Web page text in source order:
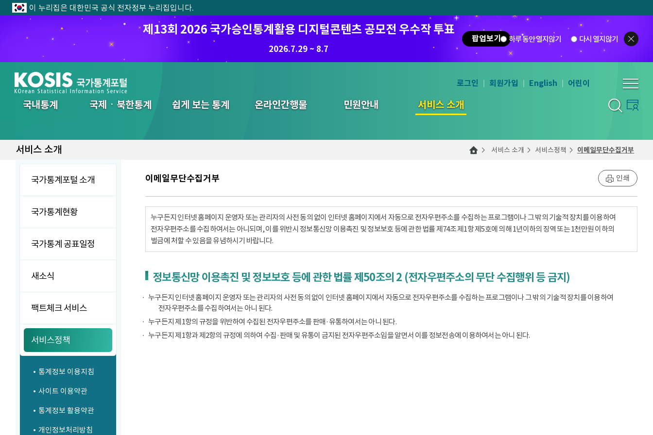
이 누리집은 대한민국 공식 전자정부 누리집입니다.
제13회 2026 국가승인통계활용 디지털콘텐츠 공모전 우수작 투표
2026.7.29 ~ 8.7
팝업보기 하루 동안 열지않기 다시 열지않기
국내통계 국제ㆍ북한통계 쉽게 보는 통계 온라인간행물 민원안내 서비스 소개
통합검색
로그인 회원가입 English 어린이
서비스 소개 서비스 소개 서비스정책 이메일무단수집거부
국가통계포털 소개
국가통계현황
국가통계 공표일정
새소식
팩트체크 서비스
서비스정책
통계정보 이용지침
사이트 이용약관
통계정보 활용약관
개인정보처리방침
이메일무단수집거부 인쇄
누구든지 인터넷 홈페이지 운영자 또는 관리자의 사전 동의 없이 인터넷 홈페이지에서 자동으로 전자우편주소를 수집하는 프로그램이나 그 밖의 기술적 장치를 이용하여
전자우편주소를 수집하여서는 아니되며, 이를 위반시 정보통신망 이용촉진 및 정보보호 등에 관한 법률 제74조 제1항 제5호에 의해 1년이하의 징역 또는 1천만원 이하의
벌금에 처할 수 있음을 유념하시기 바랍니다.
정보통신망 이용촉진 및 정보보호 등에 관한 법률 제50조의 2 (전자우편주소의 무단 수집행위 등 금지)
누구든지 인터넷 홈페이지 운영자 또는 관리자의 사전 동의 없이 인터넷 홈페이지에서 자동으로 전자우편주소를 수집하는 프로그램이나 그 밖의 기술적 장치를 이용하여
전자우편주소를 수집하여서는 아니 된다.
누구든지 제1항의 규정을 위반하여 수집된 전자우편주소를 판매·유통하여서는 아니 된다.
누구든지 제1항과 제2항의 규정에 의하여 수집·판매 및 유통이 금지된 전자우편주소임을 알면서 이를 정보전송에 이용하여서는 아니 된다.